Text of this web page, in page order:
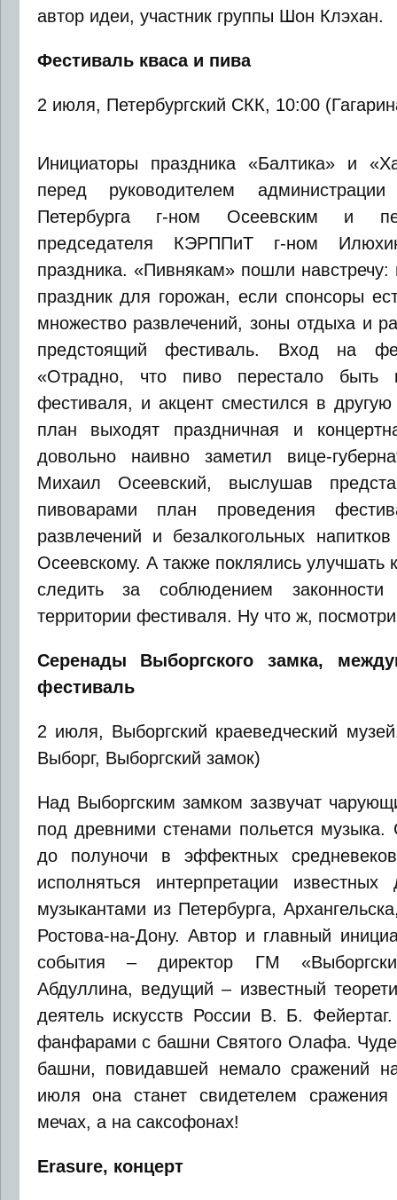
автор идеи, участник группы Шон Клэхан.
Фестиваль кваса и пива
2 июля, Петербургский СКК, 10:00
Инициаторы праздника «Балтика» и
перед руководителем
Петербурга г-ном Осеевским и
председателя КЭРППиТ г-ном
праздника. «Пивнякам» пошли навстречу:
праздник для горожан, если спонсоры
множество развлечений, зоны отдыха и
предстоящий фестиваль. Вход на
«Отрадно, что пиво перестало быть
фестиваля, и акцент сместился в
план выходят праздничная и
довольно наивно заметил вице-
Михаил Осеевский, выслушав
пивоварами план проведения
развлечений и безалкогольных
Осеевскому. А также поклялись улучшать
следить за соблюдением
территории фестиваля. Ну что ж,
Серенады Выборгского замка,
фестиваль
2 июля, Выборгский краеведческий
Выборг, Выборгский замок)
Над Выборгским замком зазвучат
под древними стенами польется музыка.
до полуночи в эффектных
исполняться интерпретации
музыкантами из Петербурга,
Ростова-на-Дону. Автор и главный
события – директор ГМ
Абдуллина, ведущий – известный
деятель искусств России В. Б.
фанфарами с башни Святого Олафа.
башни, повидавшей немало сражений
июля она станет свидетелем
мечах, а на саксофонах!
Erasure, концерт